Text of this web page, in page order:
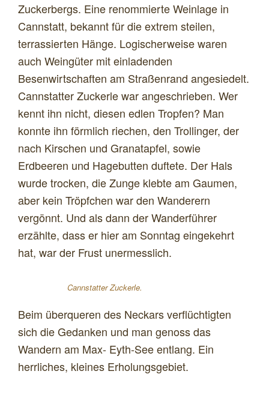
Zuckerbergs. Eine renommierte Weinlage in
Cannstatt, bekannt für die extrem steilen,
terrassierten Hänge. Logischerweise waren
auch Weingüter mit einladenden
Besenwirtschaften am Straßenrand angesiedelt.
Cannstatter Zuckerle war angeschrieben. Wer
kennt ihn nicht, diesen edlen Tropfen? Man
konnte ihn förmlich riechen, den Trollinger, der
nach Kirschen und Granatapfel, sowie
Erdbeeren und Hagebutten duftete. Der Hals
wurde trocken, die Zunge klebte am Gaumen,
aber kein Tröpfchen war den Wanderern
vergönnt. Und als dann der Wanderführer
erzählte, dass er hier am Sonntag eingekehrt
hat, war der Frust unermesslich.
Cannstatter Zuckerle.
Beim überqueren des Neckars verflüchtigten
sich die Gedanken und man genoss das
Wandern am Max- Eyth-See entlang. Ein
herrliches, kleines Erholungsgebiet.